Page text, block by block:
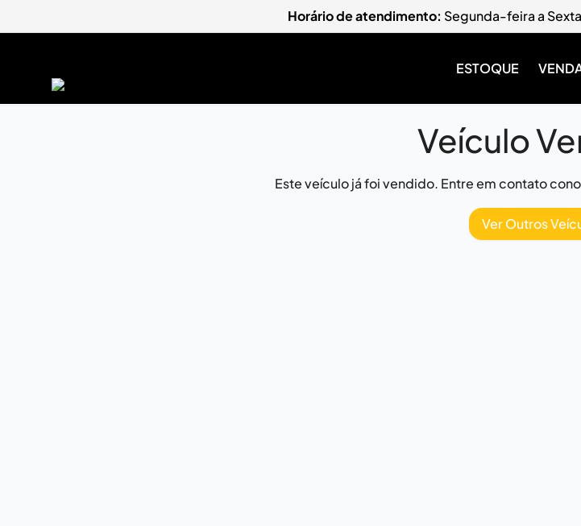
Horário de atendimento: Segunda-feira a
ESTOQUE
Veículo
Este veículo já foi vendido. Entre em contato
Ver Outros